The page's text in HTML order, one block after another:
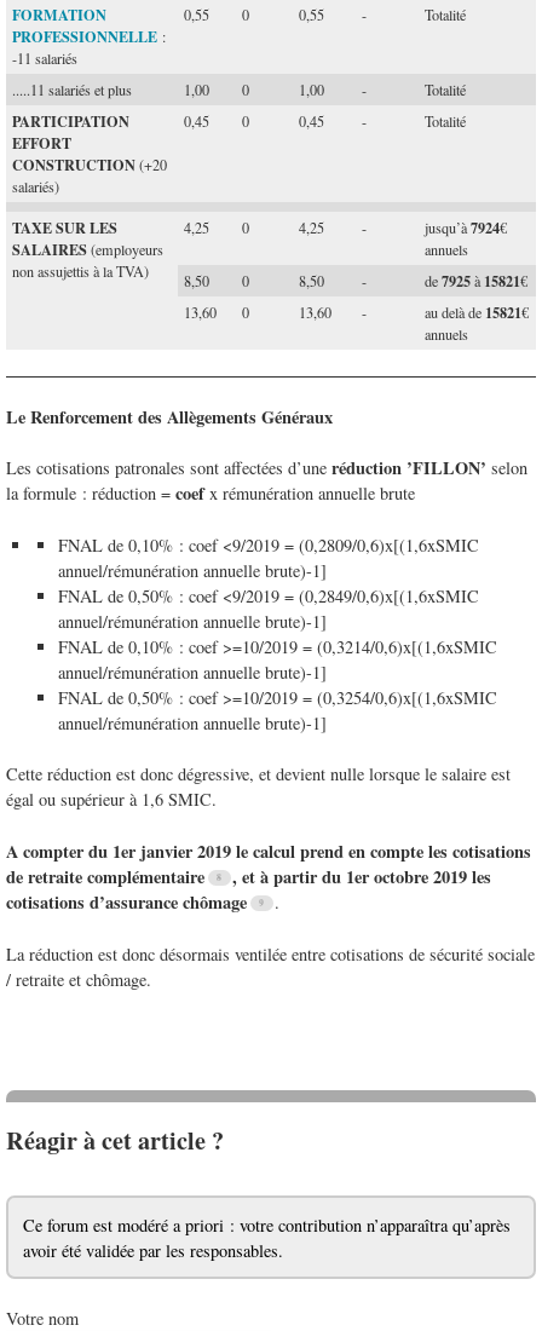
FORMATION
PROFESSIONNELLE:
-11 salariés
0,55 0 0,55 - Totalité
.....11 salariés et plus 1,00 0 1,00 - Totalité
PARTICIPATION
EFFORT
CONSTRUCTION(+20
salariés)
0,45 0 0,45 - Totalité
TAXE SUR LES
SALAIRES(employeurs
non assujettis à la TVA)
4,25 0 4,25 - jusqu’à7924€
annuels
8,50
0 8,50 - de7925à15821€
13,60
0 13,60 - au delà de 15821€
annuels
Le Renforcement des Allègements Généraux
Les cotisations patronales sont affectées d’une réduction ’FILLON’ selon
la formule : réduction = coefx rémunération annuelle brute
FNAL de 0,10% : coef <9/2019 = (0,2809/0,6)x[(1,6xSMIC
annuel/rémunération annuelle brute)-1]
FNAL de 0,50% : coef <9/2019 = (0,2849/0,6)x[(1,6xSMIC
annuel/rémunération annuelle brute)-1]
FNAL de 0,10% : coef >=10/2019 = (0,3214/0,6)x[(1,6xSMIC
annuel/rémunération annuelle brute)-1]
FNAL de 0,50% : coef >=10/2019 = (0,3254/0,6)x[(1,6xSMIC
annuel/rémunération annuelle brute)-1]
Cette réduction est donc dégressive, et devient nulle lorsque le salaire est
égal ou supérieur à 1,6 SMIC.
A compter du 1er janvier 2019 le calcul prend en compte les cotisations
de retraite complémentaire
, et à partir du 1er octobre 2019 les
cotisations d’assurance chômage
.
La réduction est donc désormais ventilée entre cotisations de sécurité sociale
/ retraite et chômage.
Réagir à cet article ?
Ce forum est modéré a priori : votre contribution n’apparaîtra qu’après
avoir été validée par les responsables.
Votre nom